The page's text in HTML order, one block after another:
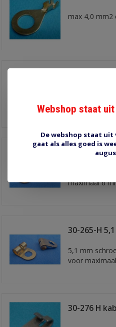
max 4,0 mm2
30-264-H
maximaal 6
30-265-H
5,1 mm
voor
30-276 H
Webshop staat
De webshop staat uit
gaat als alles goed is